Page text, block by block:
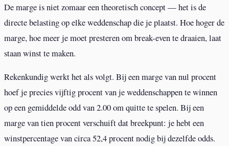
De marge is niet zomaar een theoretisch concept — het is de
directe belasting op elke weddenschap die je plaatst. Hoe hoger de
marge, hoe meer je moet presteren om break-even te draaien, laat
staan winst te maken.
Rekenkundig werkt het als volgt. Bij een marge van nul procent
hoef je precies vijftig procent van je weddenschappen te winnen
op een gemiddelde odd van 2.00 om quitte te spelen. Bij een
marge van tien procent verschuift dat breekpunt: je hebt een
winstpercentage van circa 52,4 procent nodig bij dezelfde odds.